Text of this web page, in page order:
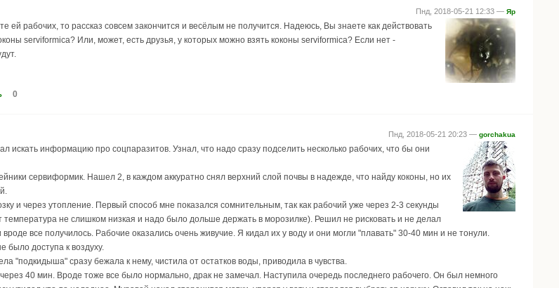
Пнд, 2018-05-21 12:33 — Яр
рабочих, то рассказ совсем закончится и весёлым не получится. Надеюсь, Вы знаете как действовать
serviformica? Или, может, есть друзья, у которых можно взять коконы serviformica? Если нет -
0
Пнд, 2018-05-21 20:23 — gorchakua
искать информацию про соцпаразитов. Узнал, что надо сразу подселить несколько рабочих, что бы они
сервиформик. Нашел 2, в каждом аккуратно снял верхний слой почвы в надежде, что найду коконы, но их
и через утопление. Первый способ мне показался сомнительным, так как рабочий уже через 2-3 секунды
температура не слишком низкая и надо было дольше держать в морозилке). Решил не рисковать и не делал
все получилось. Рабочие оказались очень живучие. Я кидал их у воду и они могли "плавать" 30-40 мин и не тонули.
было доступа к воздуху.
"подкидыша" сразу бежала к нему, чистила от остатков воды, приводила в чувства.
40 мин. Вроде тоже все было нормально, драк не замечал. Наступила очередь последнего рабочего. Он был немного